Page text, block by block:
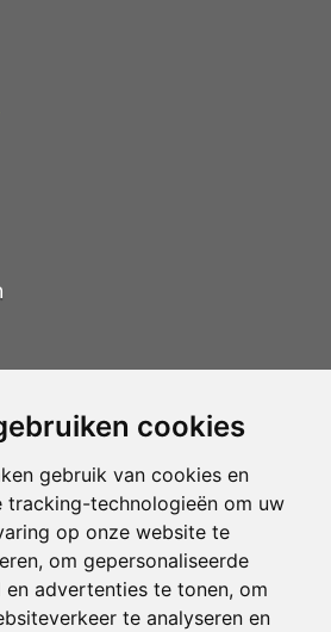
cookies
gebruik van cookies en
tracking-technologieën om uw
op onze website te
om gepersonaliseerde
en advertenties te tonen, om
te analyseren en
Update cookies preferences
dat u dealgemene voorwaarden
accepteert.